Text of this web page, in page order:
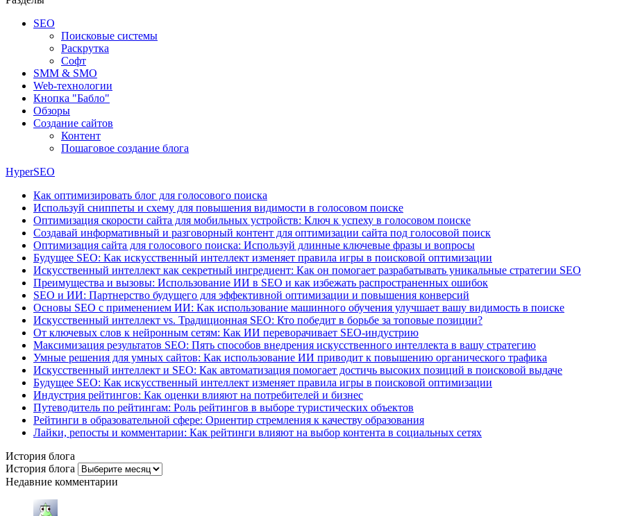
SEO
Поисковые системы
Раскрутка
Софт
SMM & SMO
Web-технологии
Кнопка "Бабло"
Обзоры
Создание сайтов
Контент
Пошаговое создание блога
HyperSEO
Как оптимизировать блог для голосового поиска
Используй сниппеты и схему для повышения видимости в голосовом поиске
Оптимизация скорости сайта для мобильных устройств: Ключ к успеху в голосовом поиске
Создавай информативный и разговорный контент для оптимизации сайта под голосовой поиск
Оптимизация сайта для голосового поиска: Используй длинные ключевые фразы и вопросы
Будущее SEO: Как искусственный интеллект изменяет правила игры в поисковой оптимизации
Искусственный интеллект как секретный ингредиент: Как он помогает разрабатывать уникальные стратегии SEO
Преимущества и вызовы: Использование ИИ в SEO и как избежать распространенных ошибок
SEO и ИИ: Партнерство будущего для эффективной оптимизации и повышения конверсий
Основы SEO с применением ИИ: Как использование машинного обучения улучшает вашу видимость в поиске
Искусственный интеллект vs. Традиционная SEO: Кто победит в борьбе за топовые позиции?
От ключевых слов к нейронным сетям: Как ИИ переворачивает SEO-индустрию
Максимизация результатов SEO: Пять способов внедрения искусственного интеллекта в вашу стратегию
Умные решения для умных сайтов: Как использование ИИ приводит к повышению органического трафика
Искусственный интеллект и SEO: Как автоматизация помогает достичь высоких позиций в поисковой выдаче
Будущее SEO: Как искусственный интеллект изменяет правила игры в поисковой оптимизации
Индустрия рейтингов: Как оценки влияют на потребителей и бизнес
Путеводитель по рейтингам: Роль рейтингов в выборе туристических объектов
Рейтинги в образовательной сфере: Ориентир стремления к качеству образования
Лайки, репосты и комментарии: Как рейтинги влияют на выбор контента в социальных сетях
История блога
История блога
Недавние комментарии